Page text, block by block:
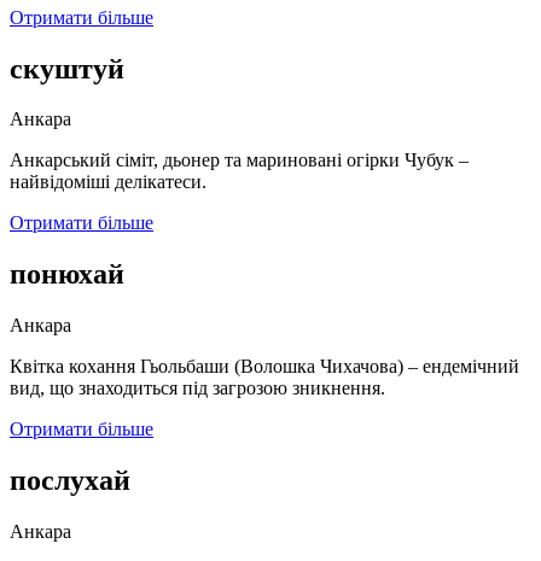
Отримати більше
скуштуй
Анкара
Анкарський сіміт, дьонер та мариновані огірки Чубук –
найвідоміші делікатеси.
Отримати більше
понюхай
Анкара
Квітка кохання Гьольбаши (Волошка Чихачова) – ендемічний
вид, що знаходиться під загрозою зникнення.
Отримати більше
послухай
Анкара